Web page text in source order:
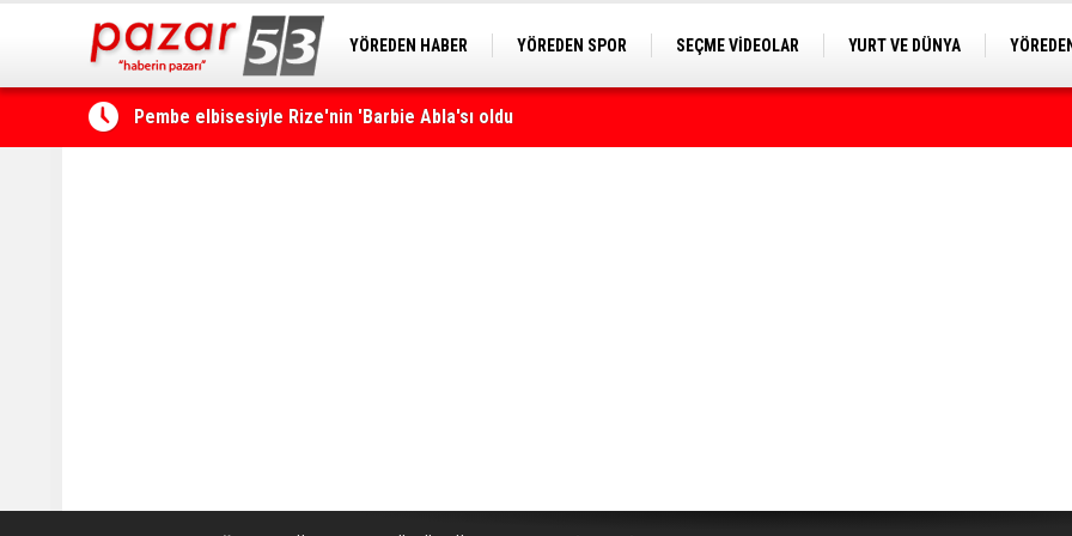
YÖREDEN HABER YÖREDEN SPOR SEÇME VİDEOLAR YURT VE DÜNYA
Pembe elbisesiyle Rize'nin 'Barbie Abla'sı oldu
Rize’de ‘Yaşayan Miras Şöleni’ başladı